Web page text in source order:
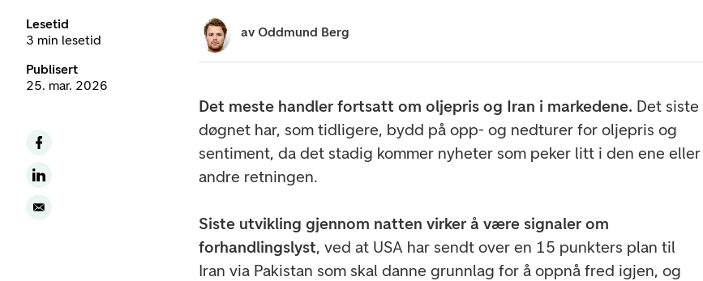
Lesetid
3 min lesetid
Publisert
25. mar. 2026
av Oddmund Berg
Det meste handler fortsatt om oljepris og Iran i markedene. Det siste
døgnet har, som tidligere, bydd på opp- og nedturer for oljepris og
sentiment, da det stadig kommer nyheter som peker litt i den ene eller
andre retningen.
Siste utvikling gjennom natten virker å være signaler om
forhandlingslyst, ved at USA har sendt over en 15 punkters plan til
Iran via Pakistan som skal danne grunnlag for å oppnå fred igjen, og